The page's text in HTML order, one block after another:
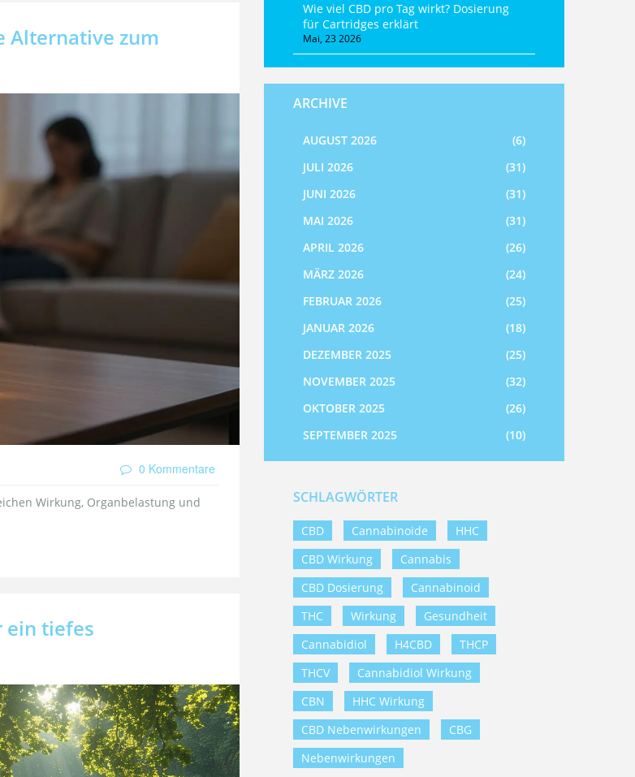
Alternative zum
0 Kommentare
Wirkung, Organbelastung und
ein tiefes
Wie viel CBD pro Tag wirkt? Dosierung
für Cartridges erklärt
Mai, 23 2026
ARCHIVE
AUGUST 2026
(6)
JULI 2026
(31)
JUNI 2026
(31)
MAI 2026
(31)
APRIL 2026
(26)
MÄRZ 2026
(24)
FEBRUAR 2026
(25)
JANUAR 2026
(18)
DEZEMBER 2025
(25)
NOVEMBER 2025
(32)
OKTOBER 2025
(26)
SEPTEMBER 2025
(10)
SCHLAGWÖRTER
CBD Cannabinoide
HHC
CBD Wirkung
Cannabis
CBD Dosierung
Cannabinoid
THC
Wirkung
Gesundheit
Cannabidiol
H4CBD
THCP
THCV
Cannabidiol Wirkung
CBN
HHC Wirkung
CBD Nebenwirkungen
CBG
Nebenwirkungen